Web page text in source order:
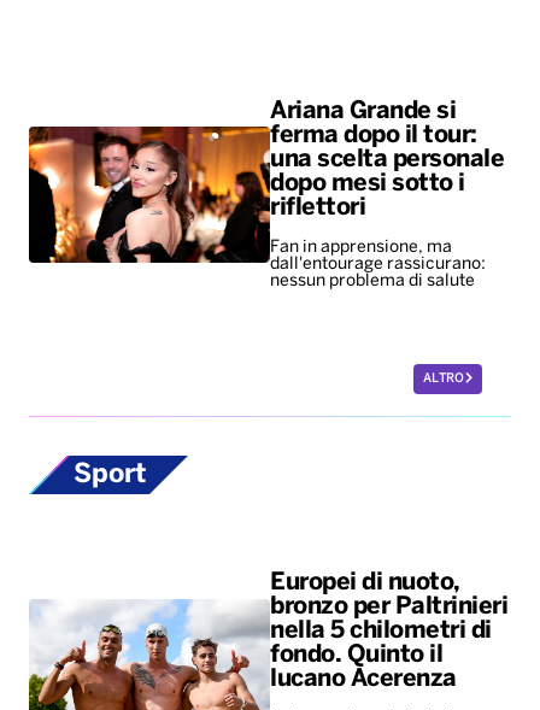
Ariana Grande si
ferma dopo il tour:
una scelta personale
dopo mesi sotto i
riflettori
Fan in apprensione, ma
dall'entourage rassicurano:
nessun problema di salute
ALTRO
Sport
Europei di nuoto,
bronzo per Paltrinieri
nella 5 chilometri di
fondo. Quinto il
lucano Acerenza